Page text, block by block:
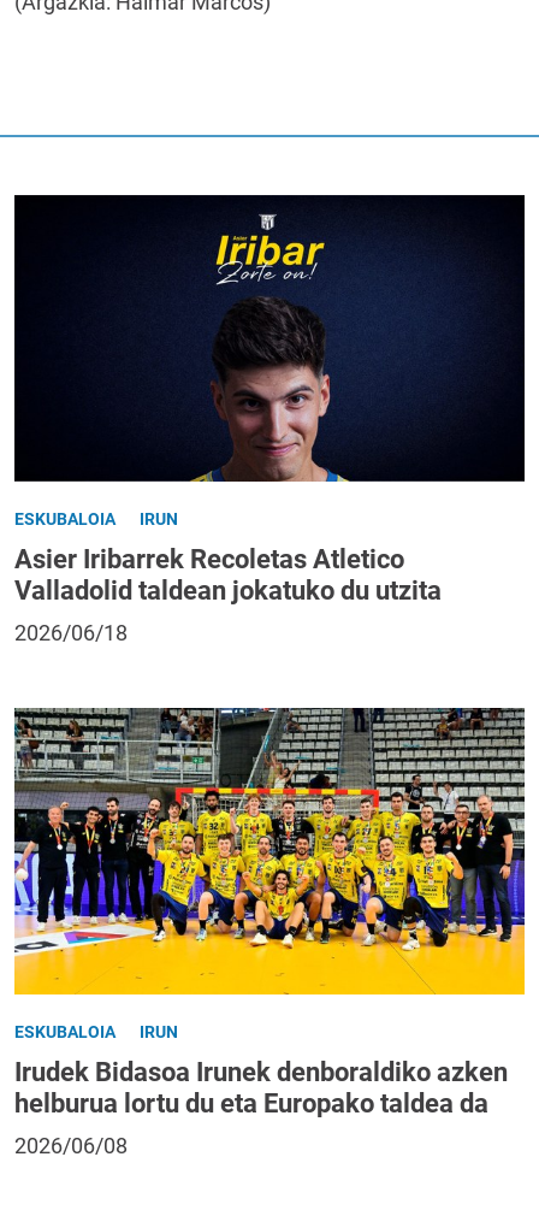
ESKUBALOIA IRUN
Asier Iribarrek Recoletas Atletico
Valladolid taldean jokatuko du utzita
2026/06/18
ESKUBALOIA IRUN
Irudek Bidasoa Irunek denboraldiko azken
helburua lortu du eta Europako taldea da
2026/06/08